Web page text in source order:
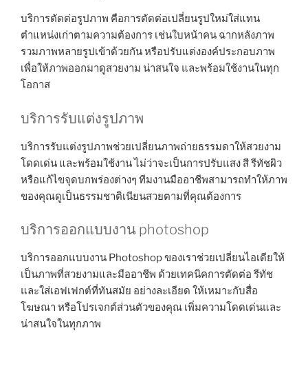
บริการตัดต่อรูปภาพ คือการตัดต่อเปลี่ยนรูปใหม่ใส่แทน
ตำแหน่งเก่าตามความต้องการ เช่นใบหน้าคน ฉากหลังภาพ
รวมภาพหลายรูปเข้าด้วยกัน หรือปรับแต่งองค์ประกอบภาพ
เพื่อให้ภาพออกมาดูสวยงาม น่าสนใจ และพร้อมใช้งานในทุก
โอกาส
บริการรับแต่งรูปภาพ
บริการรับแต่งรูปภาพช่วยเปลี่ยนภาพถ่ายธรรมดาให้สวยงาม
โดดเด่น และพร้อมใช้งาน ไม่ว่าจะเป็นการปรับแสง สี รีทัชผิว
หรือแก้ไขจุดบกพร่องต่างๆ ทีมงานมืออาชีพสามารถทำให้ภาพ
ของคุณดูเป็นธรรมชาติเนียนสวยตามที่คุณต้องการ
บริการออกแบบงาน photoshop
บริการออกแบบงาน Photoshop ของเราช่วยเปลี่ยนไอเดียให้
เป็นภาพที่สวยงามและมืออาชีพ ด้วยเทคนิคการตัดต่อ รีทัช
และใส่เอฟเฟกต์ที่ทันสมัย อย่างละเอียด ให้เหมาะกับสื่อ
โฆษณา หรือโปรเจกต์ส่วนตัวของคุณ เพิ่มความโดดเด่นและ
น่าสนใจในทุกภาพ